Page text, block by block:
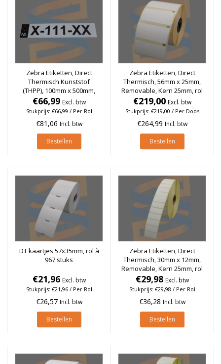
Zebra Etiketten, Direct
Thermisch Kunststof
(THPP), 100mm x 500mm,
Permanent, Kern 25mm, rol
à 121 stuks
€66,99 Excl. btw
Stukprijs: €66,99 / Per Rol
€81,06 Incl. btw
Bestellen
Zebra Etiketten, Direct
Thermisch, 56mm x 25mm,
Removable, Kern 25mm, rol
à 1.000 stuks (Per doos)
€219,00 Excl. btw
Stukprijs: €219,00 / Per Doos
€264,99 Incl. btw
Bestellen
DT kaartjes 57x35mm, rol à
967 stuks
€21,96 Excl. btw
Stukprijs: €21,96 / Per Rol
€26,57 Incl. btw
Bestellen
Zebra Etiketten, Direct
Thermisch, 30mm x 12mm,
Removable, Kern 25mm, rol
à 4.600 stuks
€29,98 Excl. btw
Stukprijs: €29,98 / Per Rol
€36,28 Incl. btw
Bestellen